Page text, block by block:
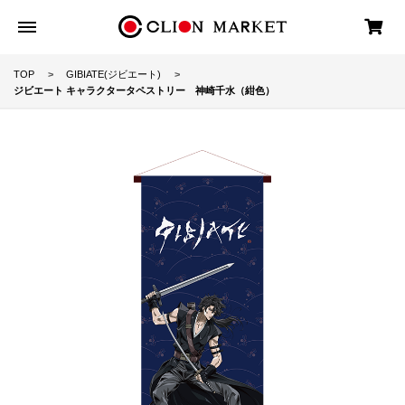
TOP
GIBIATE(ジビエート)
ジビエート キャラクタータペストリー 神崎千水（紺色）